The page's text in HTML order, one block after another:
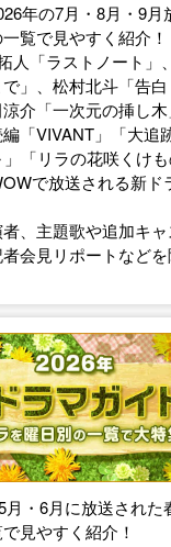
年の7月・8月・9月
覧で見やすく紹介！
人「ラストノート」
」、松村北斗「告
介「一次元の挿し
「VIVANT」「大追
「リラの花咲くけも
で放送される新ド
、主題歌や追加キ
会見リポートなど
TVドラマガイド
月・6月に放送された
見やすく紹介！